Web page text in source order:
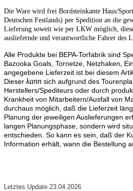
Die Ware wird frei Bordsteinkante Haus/
Deutschen Festlands) per Spedition an die
Lieferung soweit wie per LKW möglich,
ausliefernde und verantwortliche Fahrer des
Alle Produkte bei BEPA-Torfabrik sind
Bazooka Goals, Tornetze, Netzhaken,
angegebene Lieferzeit ist bei diesem
Dieser kann sich aufgrund des
Herstellers/Spediteurs oder durch
Krankheit von Mitarbeitern/Ausfall von
durchaus möglich, daß die Lieferzeit
Planung der jeweiligen Auslieferungen
langen Planungsphase, sondern wird
entschieden. So kann es sein, daß der
Information erhält, wann die Bestellung
Letztes Update 23.04.2026